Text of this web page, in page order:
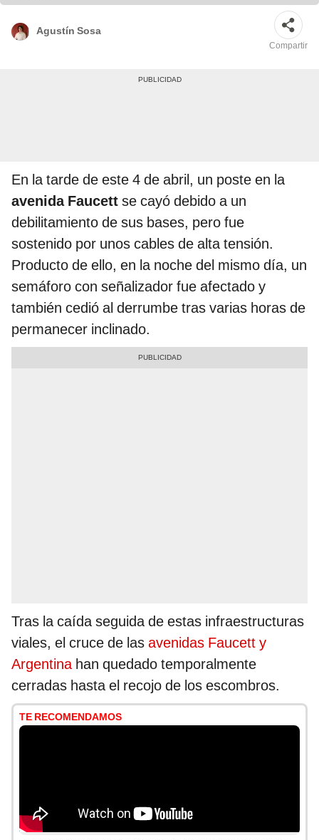
Agustín Sosa
Compartir
En la tarde de este 4 de abril, un poste en la
avenida Faucett se cayó debido a un
debilitamiento de sus bases, pero fue
sostenido por unos cables de alta tensión.
Producto de ello, en la noche del mismo día, un
semáforo con señalizador fue afectado y
también cedió al derrumbe tras varias horas de
permanecer inclinado.
Tras la caída seguida de estas infraestructuras
viales, el cruce de las avenidas Faucett y
Argentinahan quedado temporalmente
cerradas hasta el recojo de los escombros.
TE RECOMENDAMOS